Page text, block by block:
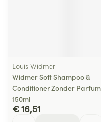
Louis Widmer
Widmer Soft Shampoo &
Conditioner Zonder Parfum
150ml
€ 16,51